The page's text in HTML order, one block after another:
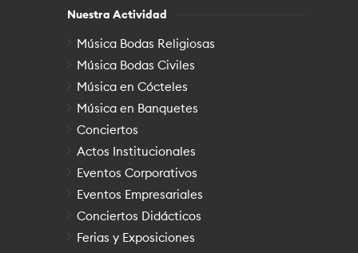
Nuestra Actividad
Música Bodas Religiosas
Música Bodas Civiles
Música en Cócteles
Música en Banquetes
Conciertos
Actos Institucionales
Eventos Corporativos
Eventos Empresariales
Conciertos Didácticos
Ferias y Exposiciones